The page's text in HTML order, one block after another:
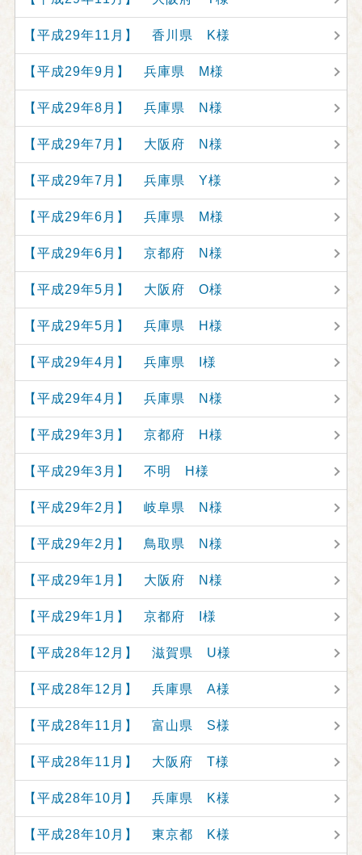
【平成29年11月】 香川県 K様
【平成29年9月】 兵庫県 M様
【平成29年8月】 兵庫県 N様
【平成29年7月】 大阪府 N様
【平成29年7月】 兵庫県 Y様
【平成29年6月】 兵庫県 M様
【平成29年6月】 京都府 N様
【平成29年5月】 大阪府 O様
【平成29年5月】 兵庫県 H様
【平成29年4月】 兵庫県 I様
【平成29年4月】 兵庫県 N様
【平成29年3月】 京都府 H様
【平成29年3月】 不明 H様
【平成29年2月】 岐阜県 N様
【平成29年2月】 鳥取県 N様
【平成29年1月】 大阪府 N様
【平成29年1月】 京都府 I様
【平成28年12月】 滋賀県 U様
【平成28年12月】 兵庫県 A様
【平成28年11月】 富山県 S様
【平成28年11月】 大阪府 T様
【平成28年10月】 兵庫県 K様
【平成28年10月】 東京都 K様